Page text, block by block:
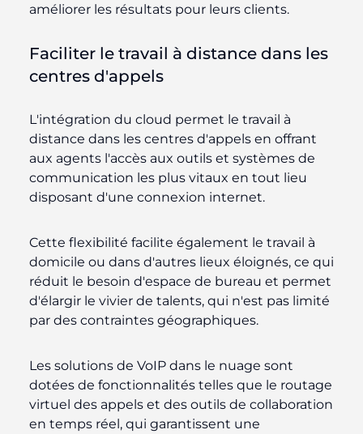
améliorer les résultats pour leurs clients.
Faciliter le travail à distance dans les
centres d'appels
L'intégration du cloud permet le travail à
distance dans les centres d'appels en offrant
aux agents l'accès aux outils et systèmes de
communication les plus vitaux en tout lieu
disposant d'une connexion internet.
Cette flexibilité facilite également le travail à
domicile ou dans d'autres lieux éloignés, ce qui
réduit le besoin d'espace de bureau et permet
d'élargir le vivier de talents, qui n'est pas limité
par des contraintes géographiques.
Les solutions de VoIP dans le nuage sont
dotées de fonctionnalités telles que le routage
virtuel des appels et des outils de collaboration
en temps réel, qui garantissent une